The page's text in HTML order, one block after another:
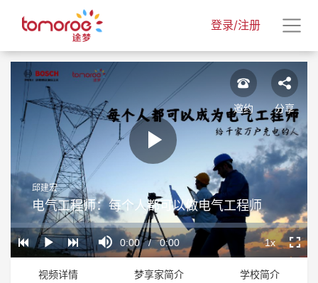
登录/注册
Play
Video
Play
Mute
Current
Time
0:00 / Duration
0:00
Loaded:
0%
Progress:
0%
Playback
Rate
1x
邱建宏
电气工程师：每个人都可以做电气工程师
邀约 分享
视频详情 梦享家简介 学校简介